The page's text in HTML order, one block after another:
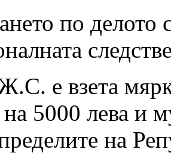
по делото
е взета
5000 лева и
на